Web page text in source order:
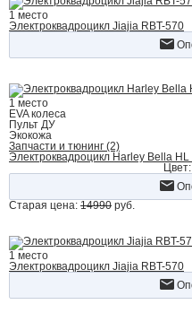
1 место
Электроквадроцикл Jiajia RBT-570
1 место
EVA колеса
Пульт ДУ
Экокожа
Запчасти и тюнинг (2)
Электроквадроцикл Harley Bella
Старая цена: 14990 руб.
1 место
Электроквадроцикл Jiajia RBT-570